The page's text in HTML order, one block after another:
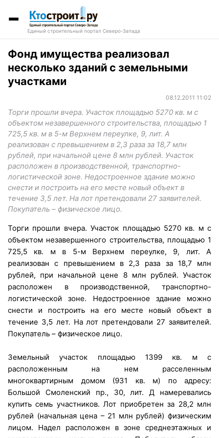
Единый строительный портал Северо-Запада
Фонд имущества реализовал
несколько зданий с земельными
участками
08.12.2011 11:02
Торги прошли вчера. Участок площадью 5270 кв. м с
объектом незавершенного строительства, площадью 1
725,5 кв. м в 5-м Верхнем переулке, 9, лит. А
реализован с превышением в 2,3 раза за 18,7 млн
рублей, при начальной цене 8 млн рублей. Участок
расположен в производственной, транспортно-
логистической зоне. Недостроенное здание можно
снести и построить на его месте новый объект в
течение 3,5 лет. На лот претендовали 27 заявителей.
Покупатель – физическое лицо.
Торги прошли вчера. Участок площадью 5270 кв. м с
объектом незавершенного строительства, площадью 1
725,5 кв. м в 5-м Верхнем переулке, 9, лит. А
реализован с превышением в 2,3 раза за 18,7 млн
рублей, при начальной цене 8 млн рублей. Участок
расположен в производственной, транспортно-
логистической зоне. Недостроенное здание можно
снести и построить на его месте новый объект в
течение 3,5 лет. На лот претендовали 27 заявителей.
Покупатель – физическое лицо.
Земельный участок площадью 1399 кв. м с
расположенным на нем расселенным
многоквартирным домом (931 кв. м) по адресу:
Большой Смоленский пр., 30, лит. Д намеревались
купить семь участников. Лот приобретен за 28,2 млн
рублей (начальная цена – 21 млн рублей) физическим
лицом. Надел расположен в зоне среднеэтажных и